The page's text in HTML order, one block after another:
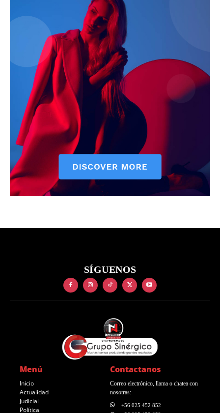
SÍGUENOS
Menú
Inicio
Actualidad
Judicial
Política
Contactanos
Correo electrónico, llama o chatea con
nosotras:
+56 025 452 852